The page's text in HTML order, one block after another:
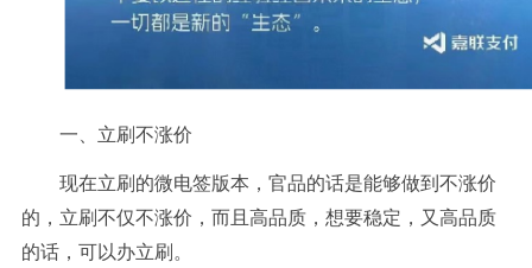
一、立刷不涨价
现在立刷的微电签版本，官品的话是能够做到不涨价
的，立刷不仅不涨价，而且高品质，想要稳定，又高品质
的话，可以办立刷。